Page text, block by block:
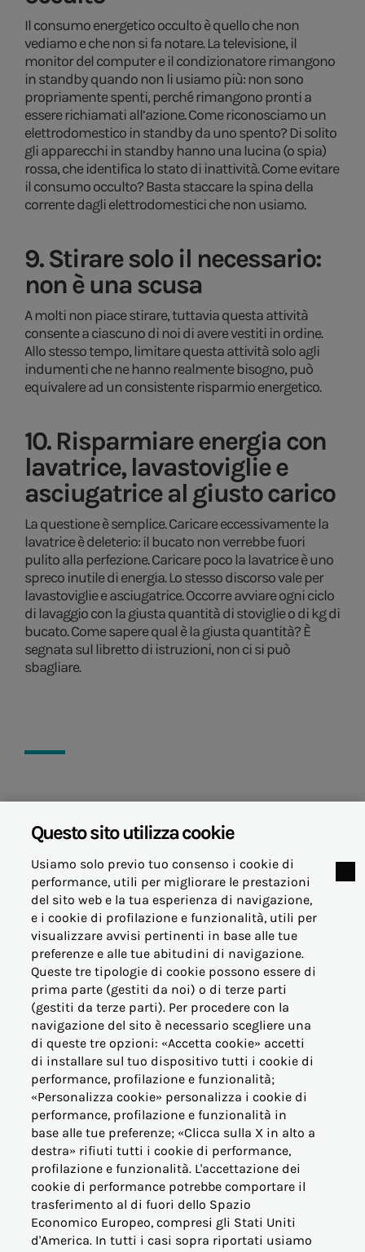
Il consumo energetico occulto è quello che non
vediamo e che non si fa notare. La televisione, il
monitor del computer e il condizionatore rimangono
in standby quando non li usiamo più: non sono
propriamente spenti, perché rimangono pronti a
essere richiamati all’azione. Come riconosciamo un
elettrodomestico in standby da uno spento? Di solito
gli apparecchi in standby hanno una lucina (o spia)
rossa, che identifica lo stato di inattività. Come evitare
il consumo occulto? Basta staccare la spina della
corrente dagli elettrodomestici che non usiamo.
9. Stirare solo il necessario:
non è una scusa
A molti non piace stirare, tuttavia questa attività
consente a ciascuno di noi di avere vestiti in ordine.
Allo stesso tempo, limitare questa attività solo agli
indumenti che ne hanno realmente bisogno, può
equivalere ad un consistente risparmio energetico.
10. Risparmiare energia con
lavatrice, lavastoviglie e
asciugatrice al giusto carico
La questione è semplice. Caricare eccessivamente la
lavatrice è deleterio: il bucato non verrebbe fuori
pulito alla perfezione. Caricare poco la lavatrice è uno
spreco inutile di energia. Lo stesso discorso vale per
lavastoviglie e asciugatrice. Occorre avviare ogni ciclo
di lavaggio con la giusta quantità di stoviglie o di kg di
bucato. Come sapere qual è la giusta quantità? È
segnata sul libretto di istruzioni, non ci si può
sbagliare.
© Acea Energia Spa
via dell'Arte 73/77 - 00144 Roma
- p.iva 07305361003
OFFERTE PER LA CASA
OFFERTE BUSINESS (PMI)
OFFERTE PERTINENZE
ALTRE ESIGENZE
Questo sito utilizza cookie
Usiamo solo previo tuo consenso i cookie di
performance, utili per migliorare le prestazioni
del sito web e la tua esperienza di navigazione,
e i cookie di profilazione e funzionalità, utili per
visualizzare avvisi pertinenti in base alle tue
preferenze e alle tue abitudini di navigazione.
Queste tre tipologie di cookie possono essere di
prima parte (gestiti da noi) o di terze parti
(gestiti da terze parti). Per procedere con la
navigazione del sito è necessario scegliere una
di queste tre opzioni: «Accetta cookie» accetti
di installare sul tuo dispositivo tutti i cookie di
performance, profilazione e funzionalità;
«Personalizza cookie» personalizza i cookie di
performance, profilazione e funzionalità in
base alle tue preferenze; «Clicca sulla X in alto a
destra» rifiuti tutti i cookie di performance,
profilazione e funzionalità. L'accettazione dei
cookie di performance potrebbe comportare il
trasferimento al di fuori dello Spazio
Economico Europeo, compresi gli Stati Uniti
d'America. In tutti i casi sopra riportati usiamo